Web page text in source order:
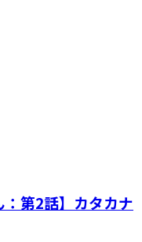
：第2話】カタカナ